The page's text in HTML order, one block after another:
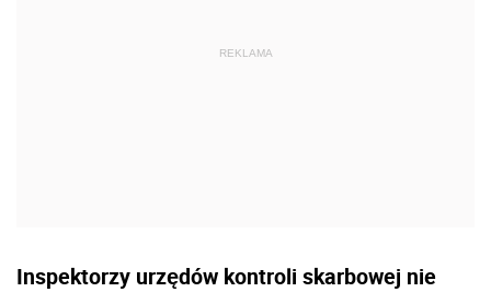
Inspektorzy urzędów kontroli skarbowej nie